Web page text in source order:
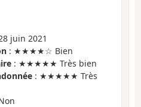
juin 2021
: ★★★★☆ Bien
: ★★★★★ Très bien
: ★★★★★ Très